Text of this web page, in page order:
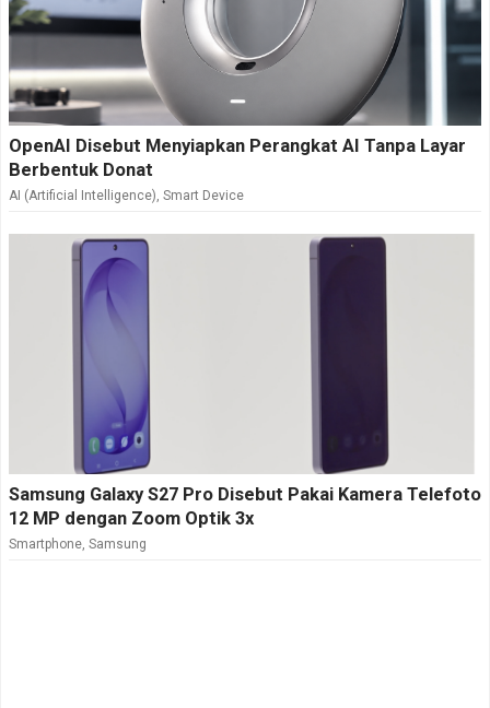
OpenAI Disebut Menyiapkan Perangkat AI Tanpa Layar
Berbentuk Donat
AI (Artificial Intelligence), Smart Device
Samsung Galaxy S27 Pro Disebut Pakai Kamera Telefoto
12 MP dengan Zoom Optik 3x
Smartphone, Samsung